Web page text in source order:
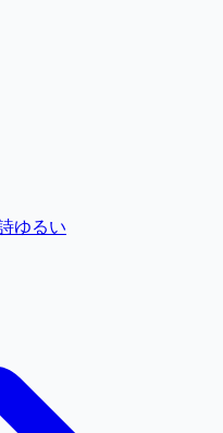
ゆるい